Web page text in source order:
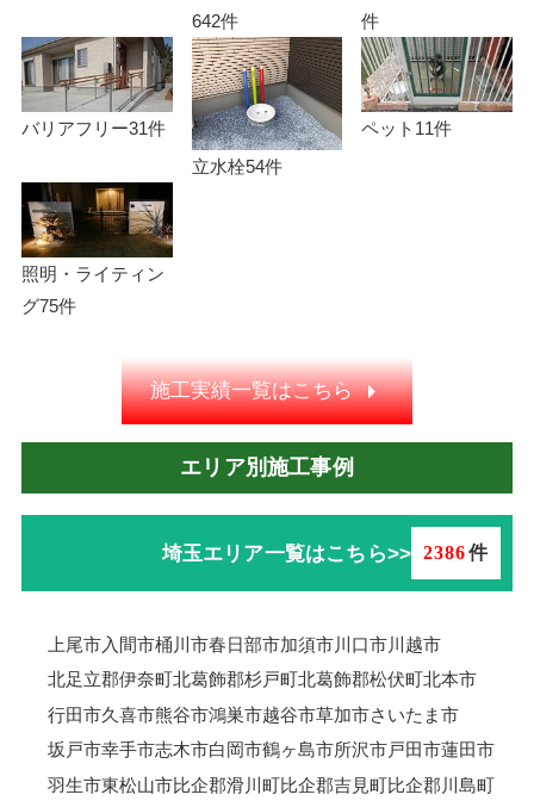
642件
件
バリアフリー31件
立水栓54件
ペット 11件
照明・ライティン
グ75件
施工実績一覧はこちら
エリア別施工事例
埼玉エリア一覧はこちら>> 2386件
上尾市入間市桶川市春日部市加須市川口市川越市
北足立郡伊奈町北葛飾郡杉戸町北葛飾郡松伏町北本市
行田市久喜市熊谷市鴻巣市越谷市草加市さいたま市
坂戸市幸手市志木市白岡市鶴ヶ島市所沢市戸田市蓮田市
羽生市東松山市比企郡滑川町比企郡吉見町比企郡川島町